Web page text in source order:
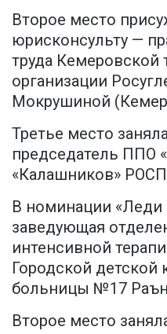
Второе место
юрисконсульту —
труда Кемеровской
организации
Мокрушиной
Третье место
председатель ППО
«Калашников»
В номинации «Леди
заведующая
интенсивной
Городской детской
больницы №17
Второе место